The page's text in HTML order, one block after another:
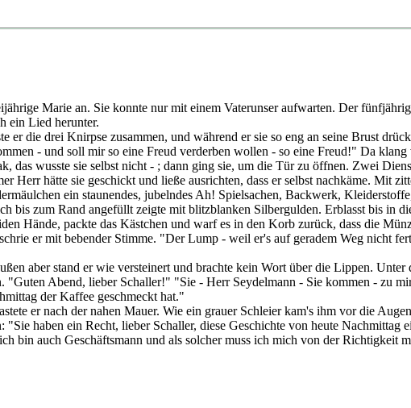
Marie an. Sie konnte nur mit einem Vaterunser aufwarten. Der
ein Lied herunter.
die drei Knirpse zusammen, und während er sie so eng an seine Brust
- und soll mir so eine Freud verderben wollen - so eine Freud!" Da
das wusste sie selbst nicht - ; dann ging sie, um die Tür zu öffnen. Zwei
Herr hätte sie geschickt und ließe ausrichten, dass er selbst nachkäme. Mit
ein staunendes, jubelndes Ah! Spielsachen, Backwerk,
bis zum Rand angefüllt zeigte mit blitzblanken Silbergulden. Erblasst bis in
Hände, packte das Kästchen und warf es in den Korb zurück, dass die
er mit bebender Stimme. "Der Lump - weil er's auf geradem Weg nicht
aber stand er wie versteinert und brachte kein Wort über die Lippen.
"Guten Abend, lieber Schaller!" "Sie - Herr Seydelmann - Sie kommen - zu
der Kaffee geschmeckt hat."
er nach der nahen Mauer. Wie ein grauer Schleier kam's ihm vor die
haben ein Recht, lieber Schaller, diese Geschichte von heute Nachmittag
bin auch Geschäftsmann und als solcher muss ich mich von der Richtigkeit